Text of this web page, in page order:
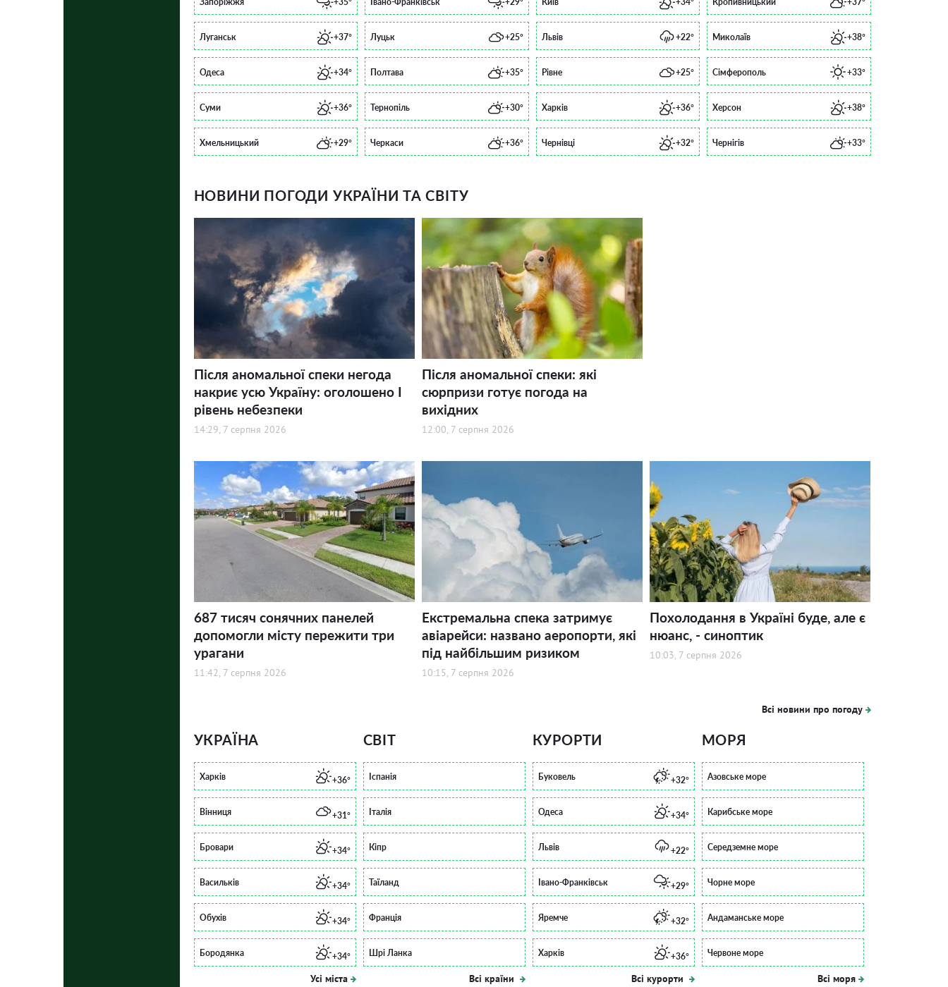
Луганськ +37° Луцьк +25° Львів +22° Миколаїв +38°
Одеса +34° Полтава +35° Рівне +25° Сімферополь +33°
Суми +36° Тернопіль +30° Харків +36° Херсон +38°
Хмельницький +29° Черкаси +36° Чернівці +32° Чернігів +33°
НОВИНИ ПОГОДИ УКРАЇНИ ТА СВІТУ
Після аномальної спеки негода
накриє усю Україну: оголошено І
рівень небезпеки
14:29, 7 серпня 2026
Після аномальної спеки: які
сюрпризи готує погода на
вихідних
12:00, 7 серпня 2026
687 тисяч сонячних панелей
допомогли місту пережити три
урагани
11:42, 7 серпня 2026
Екстремальна спека затримує
авіарейси: названо аеропорти, які
під найбільшим ризиком
10:15, 7 серпня 2026
Похолодання в Україні буде, але є
нюанс, - синоптик
10:03, 7 серпня 2026
Всі новини про погоду
УКРАЇНА
Харків +36°
Вінниця +31°
Бровари +34°
Васильків +34°
Обухів +34°
Бородянка +34°
Усі міста
СВІТ
Іспанія
Італія
Кіпр
Таїланд
Франція
Шрі Ланка
Всі країни
КУРОРТИ
Буковель +32°
Одеса +34°
Львів +22°
Івано-Франківськ +29°
Яремче +32°
Харків +36°
Всі курорти
МОРЯ
Азовське море
Карибське море
Середземне море
Чорне море
Андаманське море
Червоне море
Всі моря